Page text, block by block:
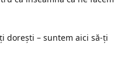
dorești – suntem aici să-ți